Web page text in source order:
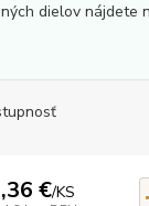
dielov nájdete
€/KS